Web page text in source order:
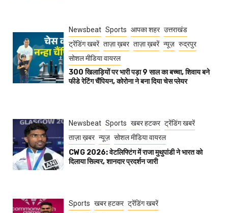
Newsbeat Sports आपका शहर उत्तराखंड
ट्रेंडिंग खबरें ताज़ा ख़बर ताज़ा ख़बरें न्यूज़ रुद्रपुर
सोशल मीडिया वायरल
300 खिलाड़ियों पर भारी पड़ा 9 साल का बच्चा, शिवाय बने
फीडे रेटिंग चैंपियन, कोरोना ने बना दिया चेस प्लेयर
Newsbeat Sports खबर हटकर ट्रेंडिंग खबरें
ताज़ा ख़बर न्यूज़ सोशल मीडिया वायरल
CWG 2026: वेटलिफ्टिंग में राजा मुथुपांडी ने भारत को
दिलाया सिल्वर, शानदार प्रदर्शन जारी
Sports खबर हटकर ट्रेंडिंग खबरें